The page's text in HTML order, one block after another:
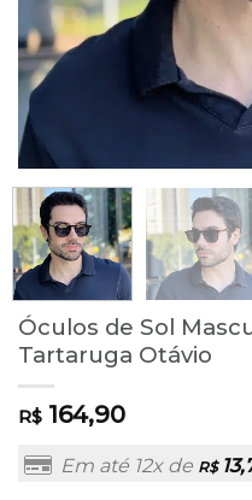
Óculos de Sol
Tartaruga Otávio
R$ 164,90
Em até 12x de R$